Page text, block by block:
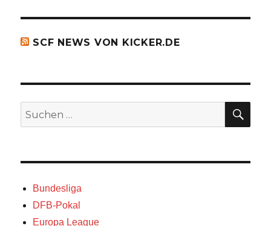
SCF NEWS VON KICKER.DE
Suchen
nach:
Bundesliga
DFB-Pokal
Europa League